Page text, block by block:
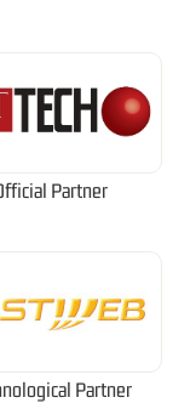
Partner
Partner